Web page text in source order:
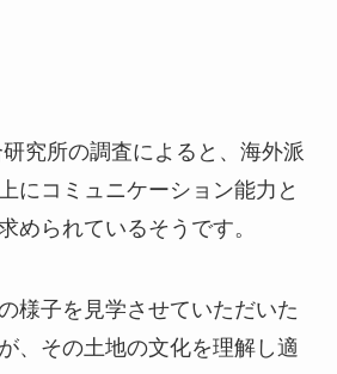
究所の調査によると、海外派
にコミュニケーション能力と
められているそうです。
様子を見学させていただいた
、その土地の文化を理解し適